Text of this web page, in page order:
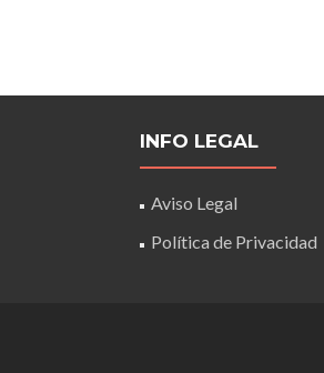
INFO LEGAL
Aviso Legal
Política de Privacidad